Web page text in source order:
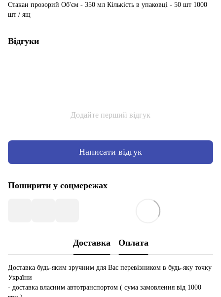
Стакан прозорий Об'єм - 350 мл Кількість в упаковці - 50 шт 1000
шт / ящ
Відгуки
Додайте перший відгук
Написати відгук
Поширити у соцмережах
Доставка Оплата
Доставка будь-яким зручним для Вас перевізником в будь-яку точку
України
- доставка власним автотранспортом ( сума замовлення від 1000